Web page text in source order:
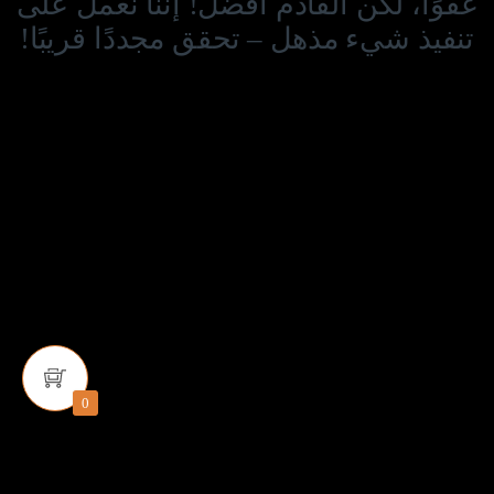
تنفيذ شيء مذهل – تحقق مجددًا قريبًا!
0